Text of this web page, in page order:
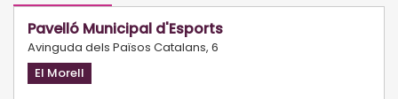
Pavelló Municipal d'Esports
Avinguda dels Països Catalans, 6
El Morell